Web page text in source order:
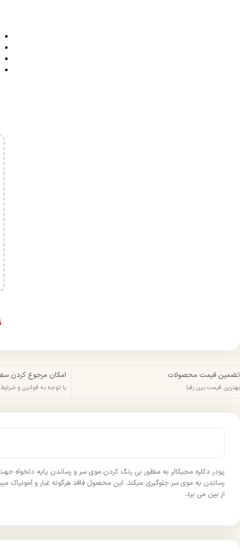
تضمین قیمت محصولات
بهترین قیمت بین رقبا
امکان مرجوع کردن
با توجه به قوانین و
پودر دکلره مجیکالر به منظور بی رنگ کردن موی سر و رساندن پایه دلخواه
رساندن به موی سر جلوگیری میکند. این محصول فاقد هرگونه غبار و آمونیاک
از بین می برد.